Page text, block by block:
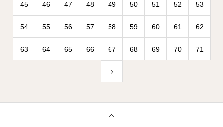
45 46 47 48 49 50 51 52 53
54 55 56 57 58 59 60 61 62
63 64 65 66 67 68 69 70 71